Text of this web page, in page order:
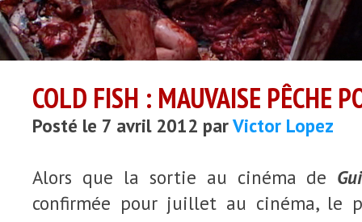
COLD FISH : MAUVAISE PÊCHE
Posté le 7 avril 2012 parVictor Lopez
Alors que la sortie au cinéma de
confirmée pour juillet au cinéma, le